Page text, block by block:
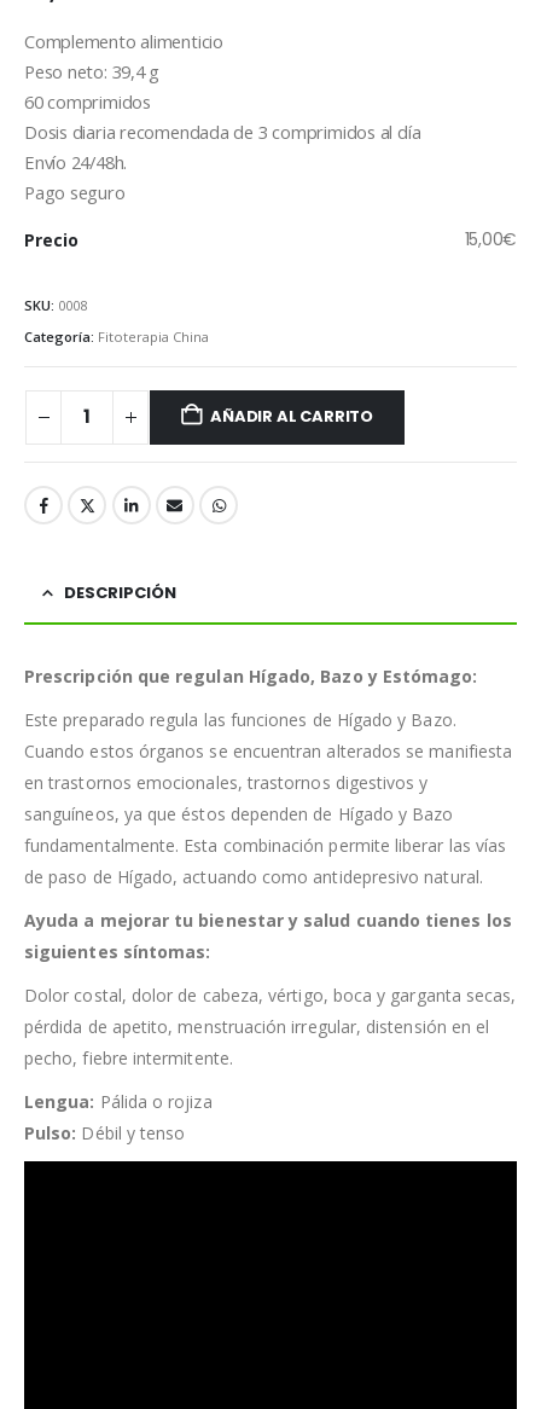
Complemento alimenticio
Peso neto: 39,4 g
60 comprimidos
Dosis diaria recomendada de 3 comprimidos al día
Envío 24/48h.
Pago seguro
Precio 15,00€
SKU: 0008
Categoría: Fitoterapia China
AÑADIR AL CARRITO
DESCRIPCIÓN
Prescripción que regulan Hígado, Bazo y Estómago:
Este preparado regula las funciones de Hígado y Bazo.
Cuando estos órganos se encuentran alterados se manifiesta
en trastornos emocionales, trastornos digestivos y
sanguíneos, ya que éstos dependen de Hígado y Bazo
fundamentalmente. Esta combinación permite liberar las vías
de paso de Hígado, actuando como antidepresivo natural.
Ayuda a mejorar tu bienestar y salud cuando tienes los
siguientes síntomas:
Dolor costal, dolor de cabeza, vértigo, boca y garganta secas,
pérdida de apetito, menstruación irregular, distensión en el
pecho, fiebre intermitente.
Lengua: Pálida o rojiza
Pulso: Débil y tenso